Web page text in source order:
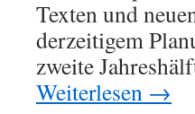
Texten und
derzeitigem
zweite
Weiterlesen →